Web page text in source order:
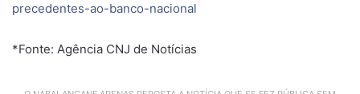
precedentes-ao-banco-nacional
*Fonte: Agência CNJ de Notícias